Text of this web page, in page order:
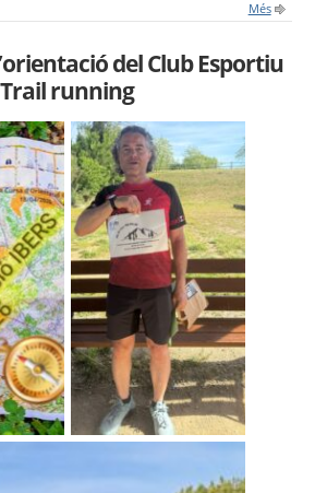
Més
del Club Esportiu
running